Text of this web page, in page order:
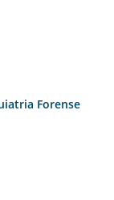
Forense